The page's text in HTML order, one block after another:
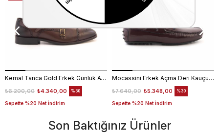
Kemal Tanca Gold Erkek Günlük Ayakkabı 6612-152
₺4.340,00
₺6.200,00
Sepette %20 Net İndirim
%30
Mocassini Erkek Açma Deri Kauçuk Taban Bordo Günlük Ayakkabı
₺5.348,00
₺7.640,00
Sepette %20 Net İndirim
%30
Son Baktığınız Ürünler